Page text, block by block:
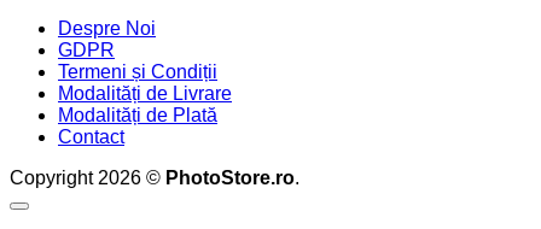
Despre Noi
GDPR
Termeni și Condiții
Modalități de Livrare
Modalități de Plată
Contact
Copyright 2026 © PhotoStore.ro.